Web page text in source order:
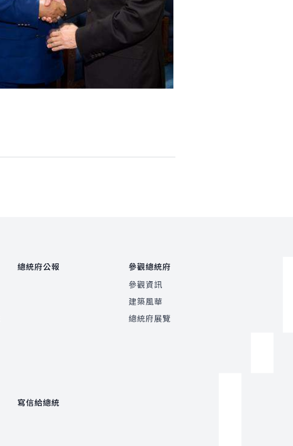
總統府公報
參觀總統府
參觀資訊
建築風華
總統府展覽
寫信給總統